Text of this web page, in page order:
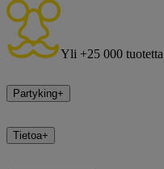
Yli +25 000 tuotetta
Partyking+
Tietoa+